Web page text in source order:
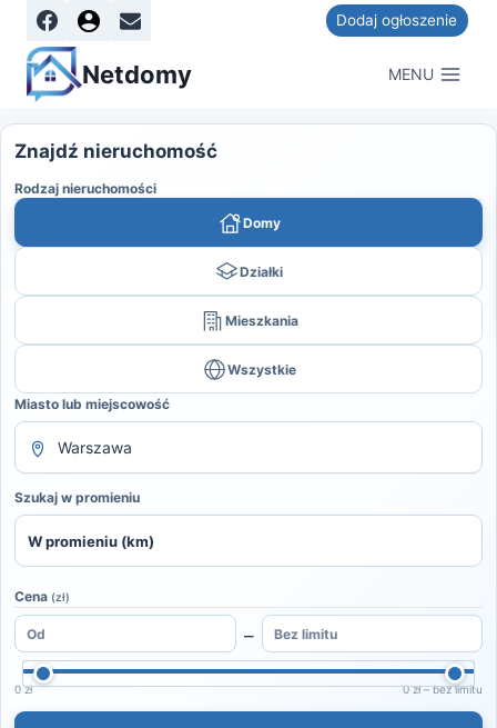
Dodaj ogłoszenie
Netdomy MENU
Znajdź nieruchomość
Rodzaj nieruchomości
Domy
Działki
Mieszkania
Wszystkie
Miasto lub miejscowość
Szukaj w promieniu
Cena (zł)
–
0 zł 0 zł – bez limitu